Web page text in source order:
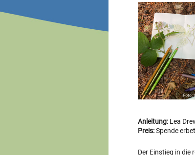
Anleitung: Lea
Preis:Spende
Der Einstieg in die